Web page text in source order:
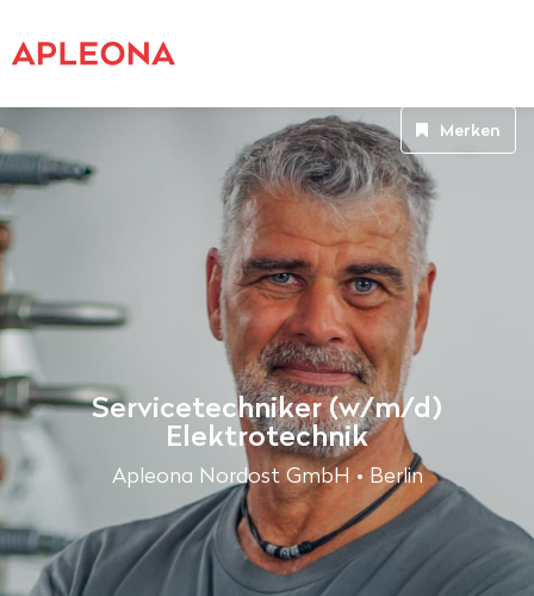
Servicetechniker (w/m/d)
Elektrotechnik
Apleona Nordost GmbH • Berlin
Merken